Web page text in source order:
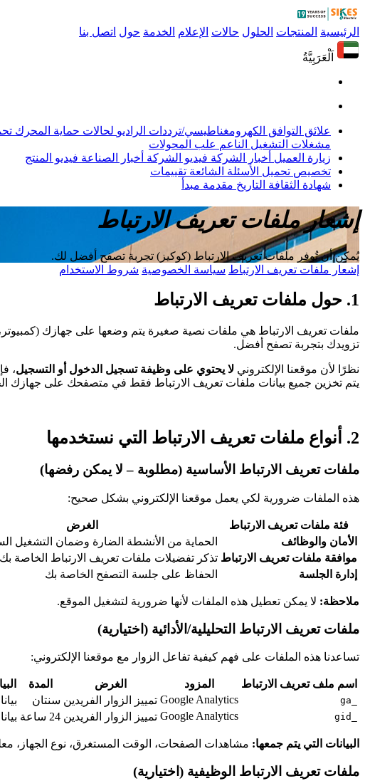
الرئيسية المنتجات الحلول حالات الإعلام الخدمة حول اتصل بنا
اَلْعَرَبِيَّةُ
علائق التوافق الكهرومغناطيسي/ترددات الراديو لحالات حماية المحرك
مشغلات التشغيل الناعم علب المحولات
زيارة العميل أخبار الشركة فيديو الشركة أخبار الصناعة فيديو المنتج
تخصيص تحميل الأسئلة الشائعة تقييمات
شهادة الثقافة التاريخ مقدمة مبدأ
إشعار ملفات تعريف الارتباط
يُمكن أن تُوفر ملفات تعريف الارتباط (كوكيز) تجربة تصفح أفضل لك.
إشعار ملفات تعريف الارتباط سياسة الخصوصية شروط الاستخدام
1. حول ملفات تعريف الارتباط
ملفات تعريف الارتباط هي ملفات نصية صغيرة يتم وضعها على جهازك
تزويدك بتجربة تصفح أفضل.
نظرًا لأن موقعنا الإلكتروني لا يحتوي على وظيفة تسجيل الدخول أو التسجيل،
يتم تخزين جميع بيانات ملفات تعريف الارتباط فقط في متصفحك على جهازك
2. أنواع ملفات تعريف الارتباط التي نستخدمها
ملفات تعريف الارتباط الأساسية (مطلوبة – لا يمكن رفضها)
هذه الملفات ضرورية لكي يعمل موقعنا الإلكتروني بشكل صحيح:
فئة ملفات تعريف الارتباط الغرض
الأمان والوظائف
الحماية من الأنشطة الضارة وضمان التشغيل
موافقة ملفات تعريف الارتباط تذكر تفضيلات ملفات تعريف الارتباط الخاصة بك
إدارة الجلسة الحفاظ على جلسة التصفح الخاصة بك
ملاحظة: لا يمكن تعطيل هذه الملفات لأنها ضرورية لتشغيل الموقع.
ملفات تعريف الارتباط التحليلية/الأدائية (اختيارية)
تساعدنا هذه الملفات على فهم كيفية تفاعل الزوار مع موقعنا الإلكتروني:
اسم ملف تعريف الارتباط المزود الغرض المدة
Google Analytics تمييز الزوار الفريدين سنتان
Google Analytics تمييز الزوار الفريدين 24 ساعة
البيانات التي يتم جمعها: مشاهدات الصفحات، الوقت المستغرق، نوع الجهاز،
ملفات تعريف الارتباط الوظيفية (اختيارية)